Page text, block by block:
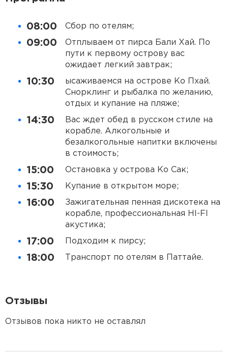
08:00 Сбор по отелям;
09:00
Отплываем от пирса Бали Хай. По
пути к первому острову вас
ожидает легкий завтрак;
10:30
ысаживаемся на острове Ко Пхай.
Снорклинг и рыбалка по желанию,
отдых и купание на пляже;
14:30
Вас ждет обед в русском стиле на
корабле. Алкогольные и
безалкогольные напитки включены
в стоимость;
15:00 Остановка у острова Ко Сак;
15:30 Купание в открытом море;
16:00
Зажигательная пенная дискотека на
корабле, профессиональная HI-FI
акустика;
17:00 Подходим к пирсу;
18:00 Транспорт по отелям в Паттайе.
Отзывы
Отзывов пока никто не оставлял